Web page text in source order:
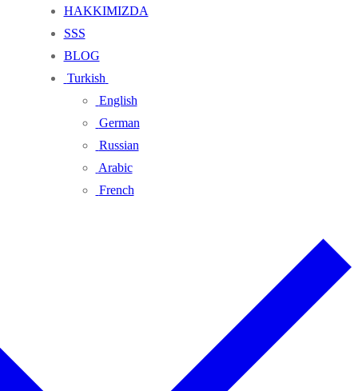
HAKKIMIZDA
SSS
BLOG
Turkish
English
German
Russian
Arabic
French